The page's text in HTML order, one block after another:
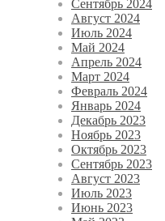
Сентябрь 2024
Август 2024
Июль 2024
Май 2024
Апрель 2024
Март 2024
Февраль 2024
Январь 2024
Декабрь 2023
Ноябрь 2023
Октябрь 2023
Сентябрь 2023
Август 2023
Июль 2023
Июнь 2023